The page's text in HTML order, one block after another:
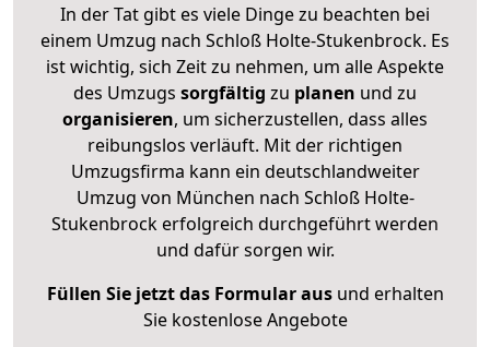
In der Tat gibt es viele Dinge zu beachten bei
einem Umzug nach Schloß Holte-Stukenbrock. Es
ist wichtig, sich Zeit zu nehmen, um alle Aspekte
des Umzugs sorgfältig zu planen und zu
organisieren, um sicherzustellen, dass alles
reibungslos verläuft. Mit der richtigen
Umzugsfirma kann ein deutschlandweiter
Umzug von München nach Schloß Holte-
Stukenbrock erfolgreich durchgeführt werden
und dafür sorgen wir.
Füllen Sie jetzt das Formular ausund erhalten
Sie kostenlose Angebote